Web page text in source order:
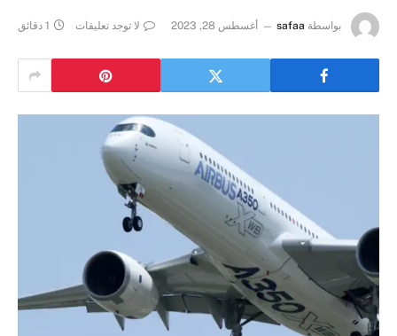
بواسطة safaa أغسطس 28, 2023 لا توجد تعليقات 1 دقائق